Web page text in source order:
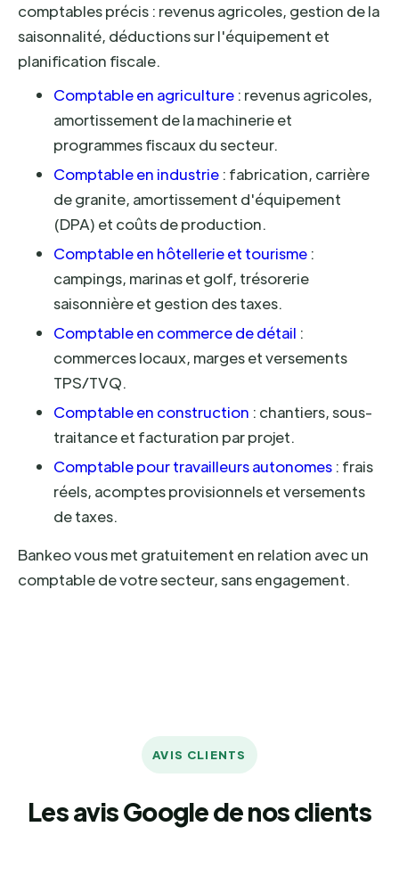
comptables précis : revenus agricoles, gestion de la
saisonnalité, déductions sur l'équipement et
planification fiscale.
Comptable en agriculture : revenus agricoles,
amortissement de la machinerie et
programmes fiscaux du secteur.
Comptable en industrie : fabrication, carrière
de granite, amortissement d'équipement
(DPA) et coûts de production.
Comptable en hôtellerie et tourisme :
campings, marinas et golf, trésorerie
saisonnière et gestion des taxes.
Comptable en commerce de détail :
commerces locaux, marges et versements
TPS/TVQ.
Comptable en construction : chantiers, sous-
traitance et facturation par projet.
Comptable pour travailleurs autonomes : frais
réels, acomptes provisionnels et versements
de taxes.
Bankeo vous met gratuitement en relation avec un
comptable de votre secteur, sans engagement.
AVIS CLIENTS
Les avis Google de nos clients